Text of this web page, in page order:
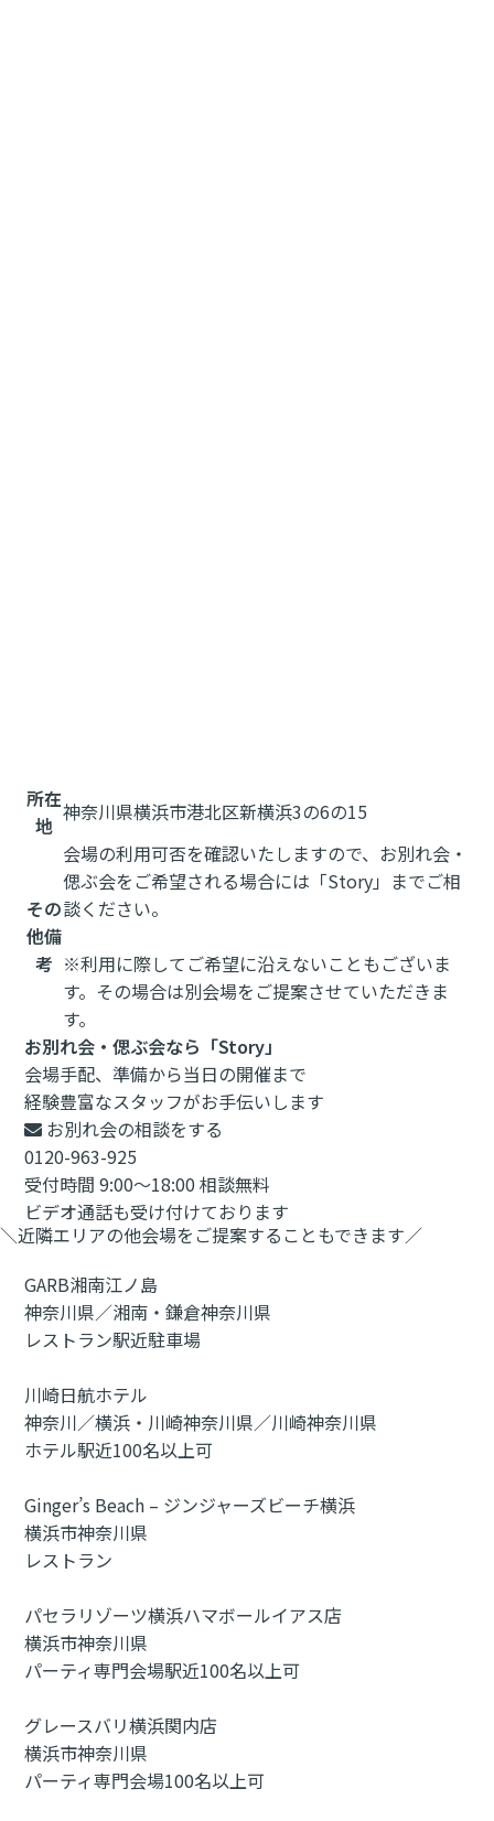
所在
地
神奈川県横浜市港北区新横浜3の6の15
その
他備
考
会場の利用可否を確認いたしますので、お別れ会・
偲ぶ会をご希望される場合には「Story」までご相
談ください。
※利用に際してご希望に沿えないこともございま
す。その場合は別会場をご提案させていただきま
す。
お別れ会・偲ぶ会なら「Story」
会場手配、準備から当日の開催まで
経験豊富なスタッフがお手伝いします
お別れ会の相談をする
0120-963-925
受付時間 9:00～18:00 相談無料
ビデオ通話も受け付けております
＼近隣エリアの他会場をご提案することもできます／
GARB湘南江ノ島
神奈川県／湘南・鎌倉神奈川県
レストラン駅近駐車場
川崎日航ホテル
神奈川／横浜・川崎神奈川県／川崎神奈川県
ホテル駅近100名以上可
Ginger’s Beach – ジンジャーズビーチ横浜
横浜市神奈川県
レストラン
パセラリゾーツ横浜ハマボールイアス店
横浜市神奈川県
パーティ専門会場駅近100名以上可
グレースバリ横浜関内店
横浜市神奈川県
パーティ専門会場100名以上可